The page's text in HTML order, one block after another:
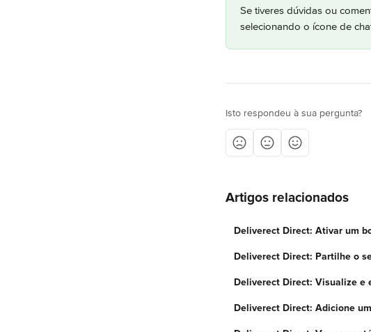
Se tiveres dúvidas ou
selecionando o ícone de
Isto respondeu à sua pergunta?
Artigos relacionados
Deliverect Direct: Ativar um
Deliverect Direct: Partilhe o
Deliverect Direct: Visualize e
Deliverect Direct: Adicione